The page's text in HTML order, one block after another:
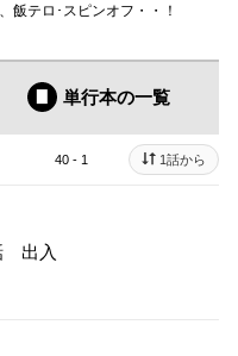
飯テロ･スピンオフ・・！
単行本の一覧
40 - 1 1話から
出入